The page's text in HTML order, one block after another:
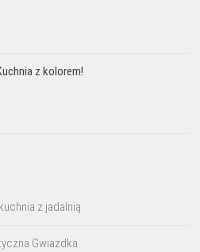
z kolorem!
z jadalnią
Gwiazdka